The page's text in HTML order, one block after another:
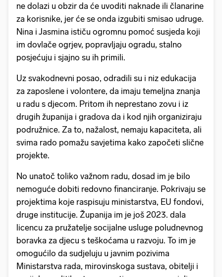
ne dolazi u obzir da će uvoditi naknade ili članarine
za korisnike, jer će se onda izgubiti smisao udruge.
Nina i Jasmina ističu ogromnu pomoć susjeda koji
im dovlače ogrjev, popravljaju ogradu, stalno
posjećuju i sjajno su ih primili.
Uz svakodnevni posao, odradili su i niz edukacija
za zaposlene i volontere, da imaju temeljna znanja
u radu s djecom. Pritom ih neprestano zovu i iz
drugih županija i gradova da i kod njih organiziraju
podružnice. Za to, nažalost, nemaju kapaciteta, ali
svima rado pomažu savjetima kako započeti slične
projekte.
No unatoč toliko važnom radu, dosad im je bilo
nemoguće dobiti redovno financiranje. Pokrivaju se
projektima koje raspisuju ministarstva, EU fondovi,
druge institucije. Županija im je još 2023. dala
licencu za pružatelje socijalne usluge poludnevnog
boravka za djecu s teškoćama u razvoju. To im je
omogućilo da sudjeluju u javnim pozivima
Ministarstva rada, mirovinskoga sustava, obitelji i